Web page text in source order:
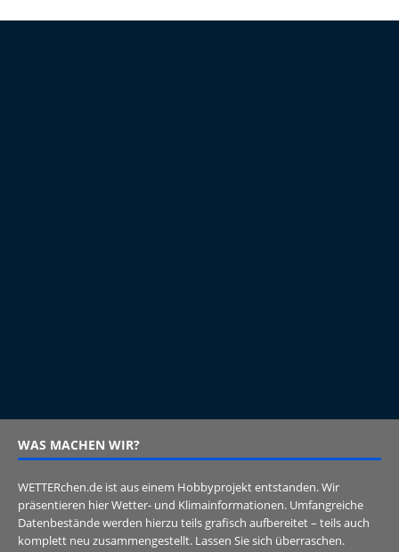
WAS MACHEN WIR?
WETTERchen.de ist aus einem Hobbyprojekt entstanden. Wir
präsentieren hier Wetter- und Klimainformationen. Umfangreiche
Datenbestände werden hierzu teils grafisch aufbereitet – teils auch
komplett neu zusammengestellt. Lassen Sie sich überraschen.